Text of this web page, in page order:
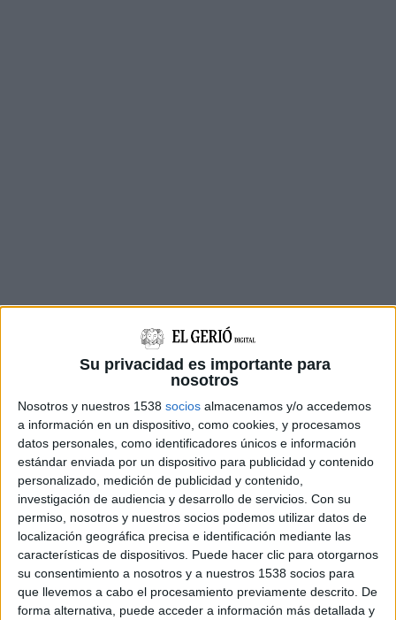
Su privacidad es importante para
nosotros
Nosotros y nuestros 1538 socios almacenamos y/o accedemos
a información en un dispositivo, como cookies, y procesamos
datos personales, como identificadores únicos e información
estándar enviada por un dispositivo para publicidad y contenido
personalizado, medición de publicidad y contenido,
investigación de audiencia y desarrollo de servicios. Con su
permiso, nosotros y nuestros socios podemos utilizar datos de
localización geográfica precisa e identificación mediante las
características de dispositivos. Puede hacer clic para otorgarnos
su consentimiento a nosotros y a nuestros 1538 socios para
que llevemos a cabo el procesamiento previamente descrito. De
forma alternativa, puede acceder a información más detallada y
Entre les opcions que valoren, hi ha la
possibilitat de fer torns per dormir als tractors
que handeixat aparcats a l'N-II.
A l'assemblea també s'ha acordat que a les set
del matí s'uniran a les marxes lentes previstes
cap a Barcelona.
Dels prop de 4.000 tractors mobilitzats arreu
del Territori, Unió de Pagesos en situa 1.500 a la
Plana de Lleida, 500 a les comarques de Girona,